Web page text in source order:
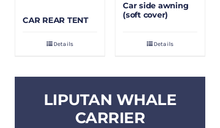
CAR REAR TENT
Details
Car side awning
(soft cover)
Details
LIPUTAN WHALE
CARRIER